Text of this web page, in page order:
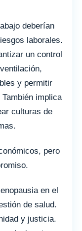
deberían
laborales.
un control
y permitir
implica
culturas de
pero
en el
de salud.
y justicia.